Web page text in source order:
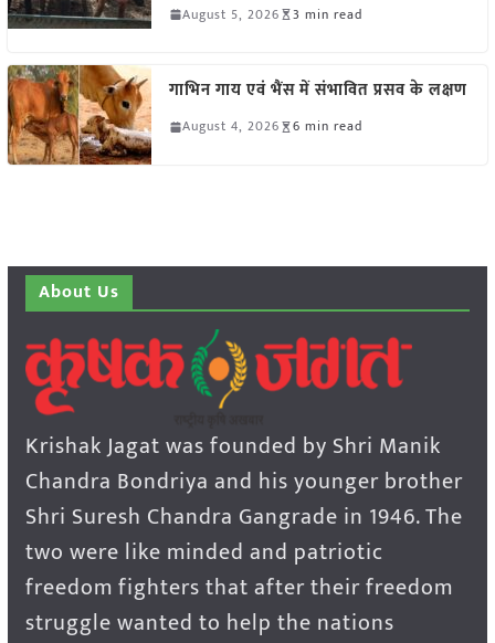
August 5, 2026 3 min read
गाभिन गाय एवं भैंस में संभावित प्रसव के लक्षण
August 4, 2026 6 min read
About Us
Krishak Jagat was founded by Shri Manik
Chandra Bondriya and his younger brother
Shri Suresh Chandra Gangrade in 1946. The
two were like minded and patriotic
freedom fighters that after their freedom
struggle wanted to help the nations